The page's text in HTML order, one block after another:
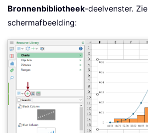
Bronnenbibliotheek-deelvenster. Zie
schermafbeelding: